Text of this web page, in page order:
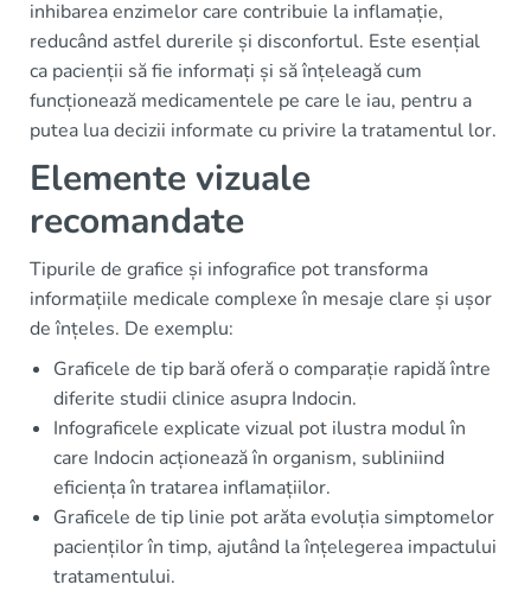
inhibarea enzimelor care contribuie la inflamație,
reducând astfel durerile și disconfortul. Este esențial
ca pacienții să fie informați și să înțeleagă cum
funcționează medicamentele pe care le iau, pentru a
putea lua decizii informate cu privire la tratamentul lor.
Elemente vizuale
recomandate
Tipurile de grafice și infografice pot transforma
informațiile medicale complexe în mesaje clare și ușor
de înțeles. De exemplu:
Graficele de tip bară oferă o comparație rapidă între
diferite studii clinice asupra Indocin.
Infograficele explicate vizual pot ilustra modul în
care Indocin acționează în organism, subliniind
eficiența în tratarea inflamațiilor.
Graficele de tip linie pot arăta evoluția simptomelor
pacienților în timp, ajutând la înțelegerea impactului
tratamentului.